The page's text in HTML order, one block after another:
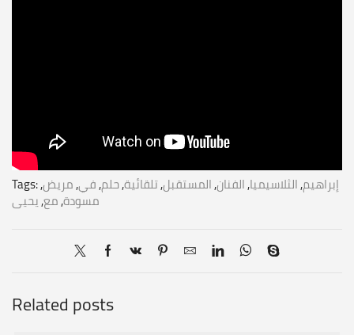
Tags: إبراهيم,الثلاسيميا,الفنان,المستقبل,تلقائية,حلم,في,مريض,
مسودة,مع,يحيى
Related posts